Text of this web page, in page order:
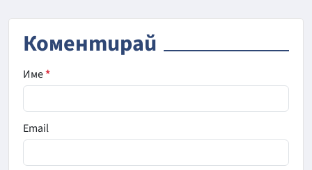
Коментирай
Име*
Email